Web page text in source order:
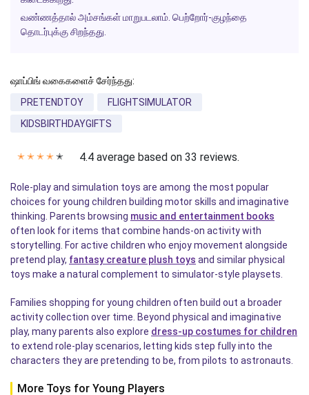
வண்ணத்தால் அம்சங்கள் மாறுபடலாம். பெற்றோர்-குழந்தை
தொடர்புக்கு சிறந்தது.
ஷாப்பிங் வகைகளைச் சேர்ந்தது:
PRETENDTOY
FLIGHTSIMULATOR
KIDSBIRTHDAYGIFTS
✭ ✭ ✭ ✭ ✭ 4.4 average based on 33 reviews.
Role-play and simulation toys are among the most popular
choices for young children building motor skills and imaginative
thinking. Parents browsing music and entertainment books
often look for items that combine hands-on activity with
storytelling. For active children who enjoy movement alongside
pretend play, fantasy creature plush toys and similar physical
toys make a natural complement to simulator-style playsets.
Families shopping for young children often build out a broader
activity collection over time. Beyond physical and imaginative
play, many parents also explore dress-up costumes for children
to extend role-play scenarios, letting kids step fully into the
characters they are pretending to be, from pilots to astronauts.
More Toys for Young Players